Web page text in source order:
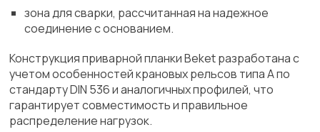
зона для сварки, рассчитанная на надежное
соединение с основанием.
Конструкция приварной планки Beket разработана с
учетом особенностей крановых рельсов типа A по
стандарту DIN 536 и аналогичных профилей, что
гарантирует совместимость и правильное
распределение нагрузок.